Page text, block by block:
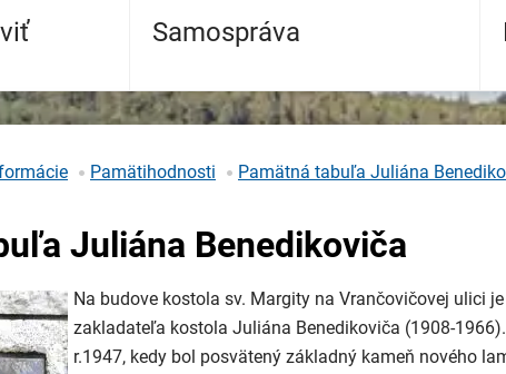
Samospráva
Pamätihodnosti Pamätná tabuľa Juliána
Juliána Benedikoviča
Na budove kostola sv. Margity na Vrančovičovej ulici
zakladateľa kostola Juliána Benedikoviča (1908-
r.1947, kedy bol posvätený základný kameň nového